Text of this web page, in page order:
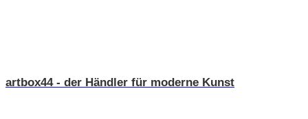
artbox44 - der Händler für moderne Kunst